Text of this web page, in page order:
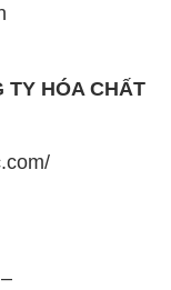
TY HÓA CHẤT